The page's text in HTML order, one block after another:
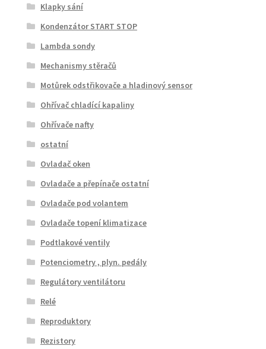
Klapky sání
Kondenzátor START STOP
Lambda sondy
Mechanismy stěračů
Motůrek odstřikovače a hladinový sensor
Ohřívač chladící kapaliny
Ohřívače nafty
ostatní
Ovladač oken
Ovladače a přepínače ostatní
Ovladače pod volantem
Ovladače topení klimatizace
Podtlakové ventily
Potenciometry , plyn. pedály
Regulátory ventilátoru
Relé
Reproduktory
Rezistory